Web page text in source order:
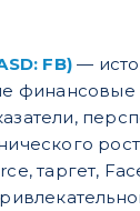
FB) —
финансовые
таргет,